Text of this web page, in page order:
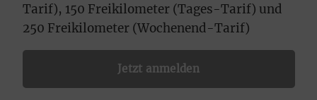
Tarif), 150 Freikilometer (Tages-Tarif) und
250 Freikilometer (Wochenend-Tarif)
Jetzt anmelden